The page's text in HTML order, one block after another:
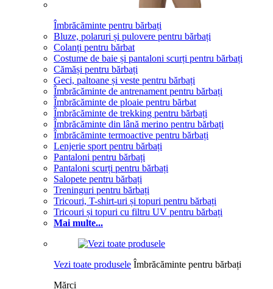
Îmbrăcăminte pentru bărbați
Bluze, polaruri și pulovere pentru bărbați
Colanți pentru bărbat
Costume de baie și pantaloni scurți pentru bărbați
Cămăși pentru bărbați
Geci, paltoane și veste pentru bărbați
Îmbrăcăminte de antrenament pentru bărbați
Îmbrăcăminte de ploaie pentru bărbat
Îmbrăcăminte de trekking pentru bărbați
Îmbrăcăminte din lână merino pentru bărbați
Îmbrăcăminte termoactive pentru bărbați
Lenjerie sport pentru bărbați
Pantaloni pentru bărbați
Pantaloni scurți pentru bărbați
Salopete pentru bărbați
Treninguri pentru bărbați
Tricouri, T-shirt-uri și topuri pentru bărbați
Tricouri și topuri cu filtru UV pentru bărbați
Mai multe...
Vezi toate produsele Îmbrăcăminte pentru bărbați
Mărci